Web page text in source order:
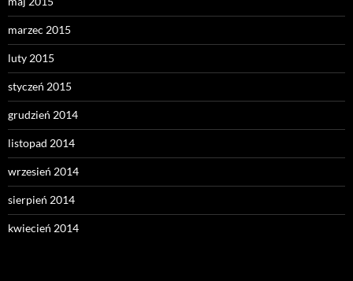
marzec 2015
luty 2015
styczeń 2015
grudzień 2014
listopad 2014
wrzesień 2014
sierpień 2014
kwiecień 2014